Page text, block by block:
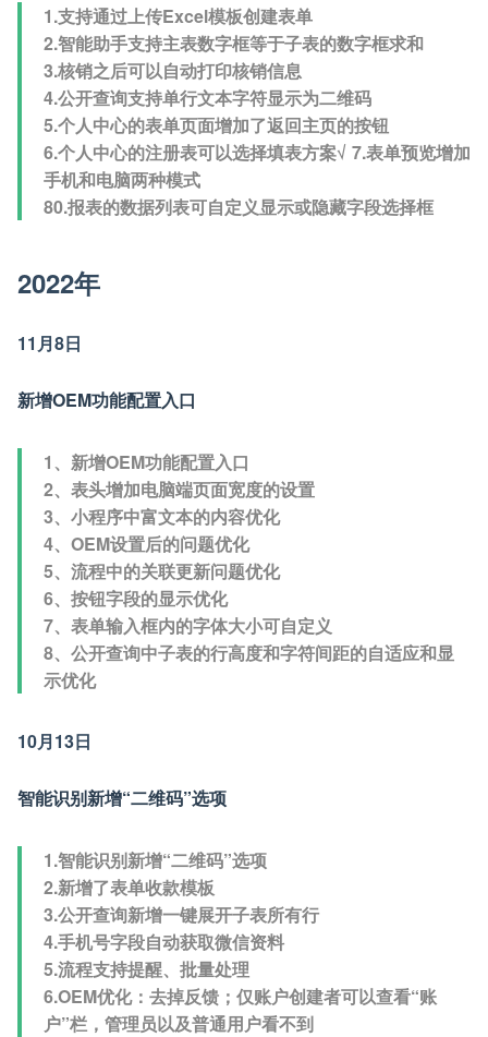
1.支持通过上传Excel模板创建表单
2.智能助手支持主表数字框等于子表的数字框求和
3.核销之后可以自动打印核销信息
4.公开查询支持单行文本字符显示为二维码
5.个人中心的表单页面增加了返回主页的按钮
6.个人中心的注册表可以选择填表方案√ 7.表单预览增加
手机和电脑两种模式
80.报表的数据列表可自定义显示或隐藏字段选择框
2022年
11月8日
新增OEM功能配置入口
1、新增OEM功能配置入口
2、表头增加电脑端页面宽度的设置
3、小程序中富文本的内容优化
4、OEM设置后的问题优化
5、流程中的关联更新问题优化
6、按钮字段的显示优化
7、表单输入框内的字体大小可自定义
8、公开查询中子表的行高度和字符间距的自适应和显
示优化
10月13日
智能识别新增“二维码”选项
1.智能识别新增“二维码”选项
2.新增了表单收款模板
3.公开查询新增一键展开子表所有行
4.手机号字段自动获取微信资料
5.流程支持提醒、批量处理
6.OEM优化：去掉反馈；仅账户创建者可以查看“账
户”栏，管理员以及普通用户看不到